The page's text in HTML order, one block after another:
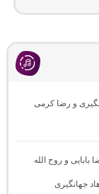
و رضا کرمی
رضا بابایی و روح الله
جهانگیری